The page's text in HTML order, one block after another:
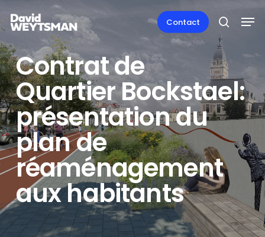
to
content
Contact search
Contrat de
Quartier Bockstael:
présentation du
plan de
réaménagement
aux habitants